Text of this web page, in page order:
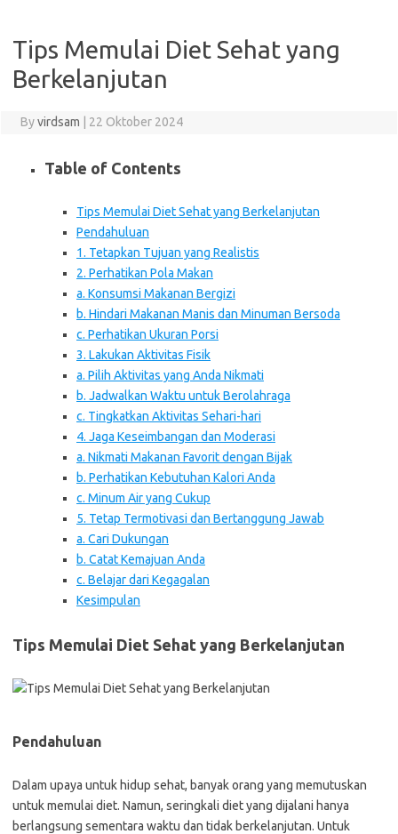
Tips Memulai Diet Sehat yang
Berkelanjutan
Byvirdsam 22 Oktober 2024
Table of Contents
Tips Memulai Diet Sehat yang Berkelanjutan
Pendahuluan
1. Tetapkan Tujuan yang Realistis
2. Perhatikan Pola Makan
a. Konsumsi Makanan Bergizi
b. Hindari Makanan Manis dan Minuman Bersoda
c. Perhatikan Ukuran Porsi
3. Lakukan Aktivitas Fisik
a. Pilih Aktivitas yang Anda Nikmati
b. Jadwalkan Waktu untuk Berolahraga
c. Tingkatkan Aktivitas Sehari-hari
4. Jaga Keseimbangan dan Moderasi
a. Nikmati Makanan Favorit dengan Bijak
b. Perhatikan Kebutuhan Kalori Anda
c. Minum Air yang Cukup
5. Tetap Termotivasi dan Bertanggung Jawab
a. Cari Dukungan
b. Catat Kemajuan Anda
c. Belajar dari Kegagalan
Kesimpulan
Tips Memulai Diet Sehat yang Berkelanjutan
Pendahuluan
Dalam upaya untuk hidup sehat, banyak orang yang memutuskan
untuk memulai diet. Namun, seringkali diet yang dijalani hanya
berlangsung sementara waktu dan tidak berkelanjutan. Untuk